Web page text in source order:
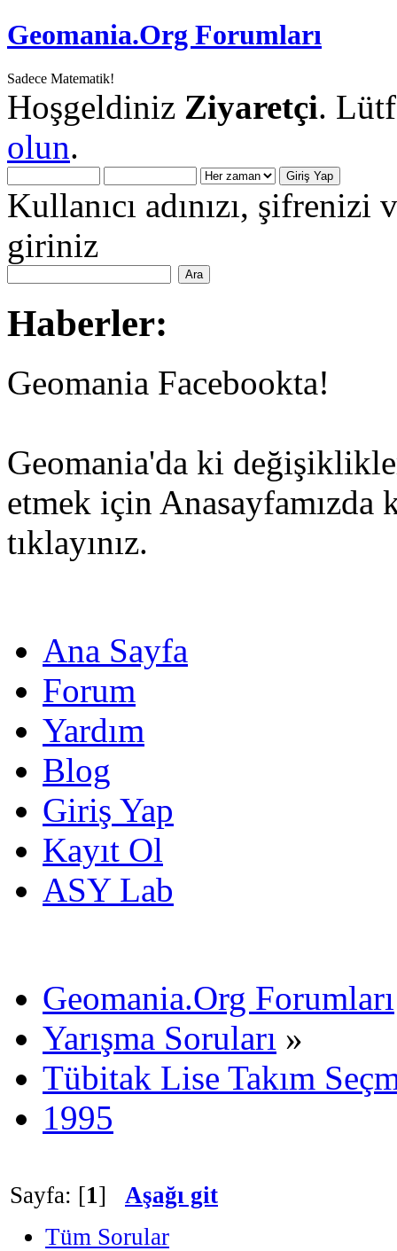
Geomania.Org Forumları
Sadece Matematik!
Hoşgeldiniz Ziyaretçi.
olun.
Kullanıcı adınızı,
giriniz
Haberler:
Geomania Facebookta!
Geomania'da ki
etmek için
tıklayınız.
Ana Sayfa
Forum
Yardım
Blog
Giriş Yap
Kayıt Ol
ASY Lab
Geomania.Org Forumları
Yarışma Soruları »
Tübitak Lise Takım
1995
Sayfa: [1] Aşağı git
Tüm Sorular